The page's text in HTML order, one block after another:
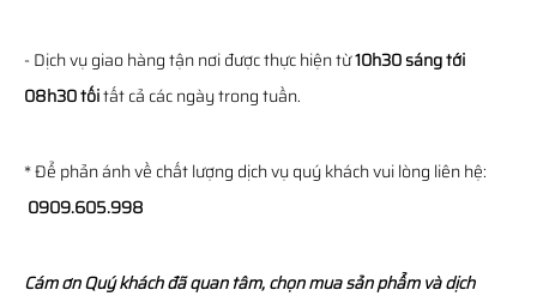
- Dịch vụ giao hàng tận nơi được thực hiện từ10h30 sáng tới
08h30 tốitất cả các ngày trong tuần.
* Để phản ánh về chất lượng dịch vụ quý khách vui lòng liên hệ:
0909.605.998
Cám ơn Quý khách đã quan tâm, chọn mua sản phẩm và dịch